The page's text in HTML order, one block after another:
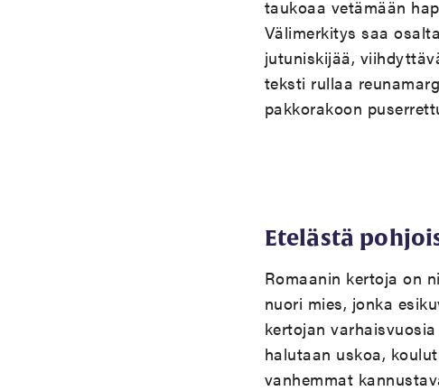
taukoaa vetämään
Välimerkitys saa
jutuniskijää,
teksti rullaa
pakkorakoon
Etelästä
Romaanin kertoja on
nuori mies, jonka
kertojan
halutaan uskoa,
vanhemmat